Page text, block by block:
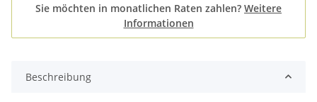
Sie möchten in monatlichen Raten zahlen? Weitere
Informationen
Beschreibung